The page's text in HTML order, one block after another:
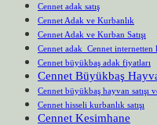
Cennet adak satış
Cennet Adak ve Kurbanlık
Cennet Adak ve Kurban Satışı
Cennet adak Cennet internetten
Cennet büyükbaş adak fiyatları
Cennet Büyükbaş
Cennet büyükbaş hayvan satışı
Cennet hisseli kurbanlık satışı
Cennet Kesimhane